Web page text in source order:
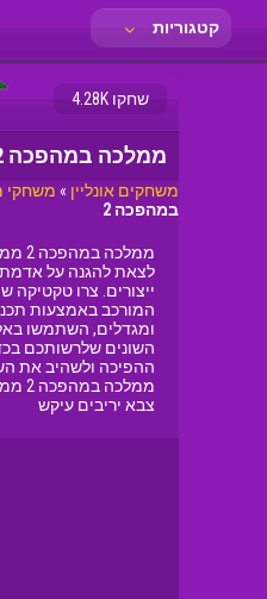
קטגוריות
שחקו 4.28K
ממלכה במהפכה 2
משחקים אונליין » משחקי
במהפכה 2
לצאת להגנה על אדמת
ייצורים. צרו טקטיקה
המורכב באמצעות
ומגדלים, השתמשו
השונים שלרשותכם
ההפיכה ולשהיב את
צבא יריבים עיקש